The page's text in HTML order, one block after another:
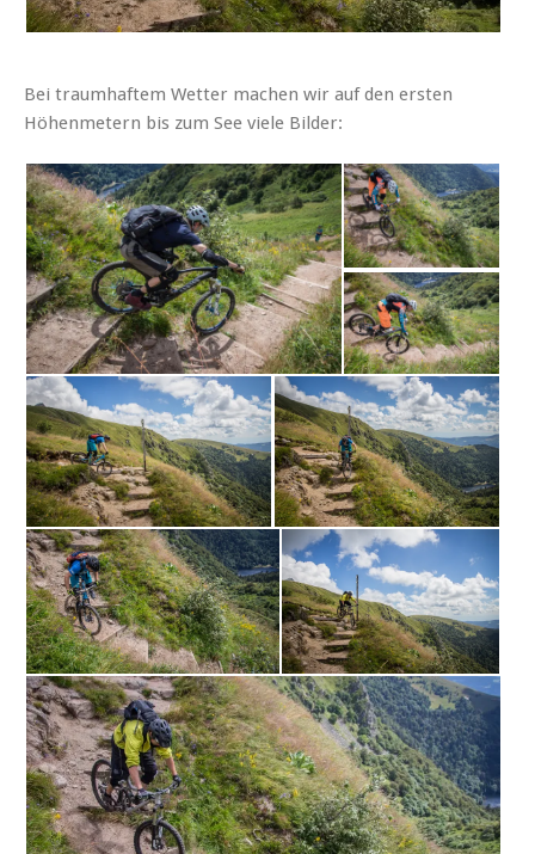
Bei traumhaftem Wetter machen wir auf den ersten
Höhenmetern bis zum See viele Bilder: